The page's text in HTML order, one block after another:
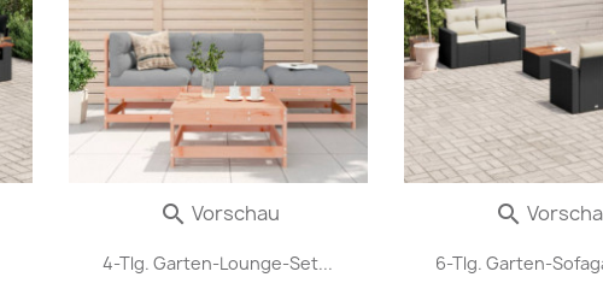
4-Tlg. Garten-Lounge-Set...
 Vorschau
6-Tlg. Garten-
